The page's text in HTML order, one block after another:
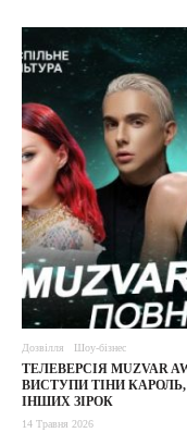
Дозвілля Шоу-бізнес
ТЕЛЕВЕРСІЯ MUZVAR
ВИСТУПИ ТІНИ КАРОЛЬ,
ІНШИХ ЗІРОК
14 Травня 2026